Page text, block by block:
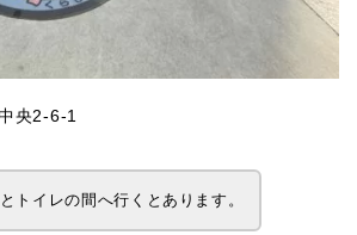
央2-6-1
トイレの間へ行くとあります。